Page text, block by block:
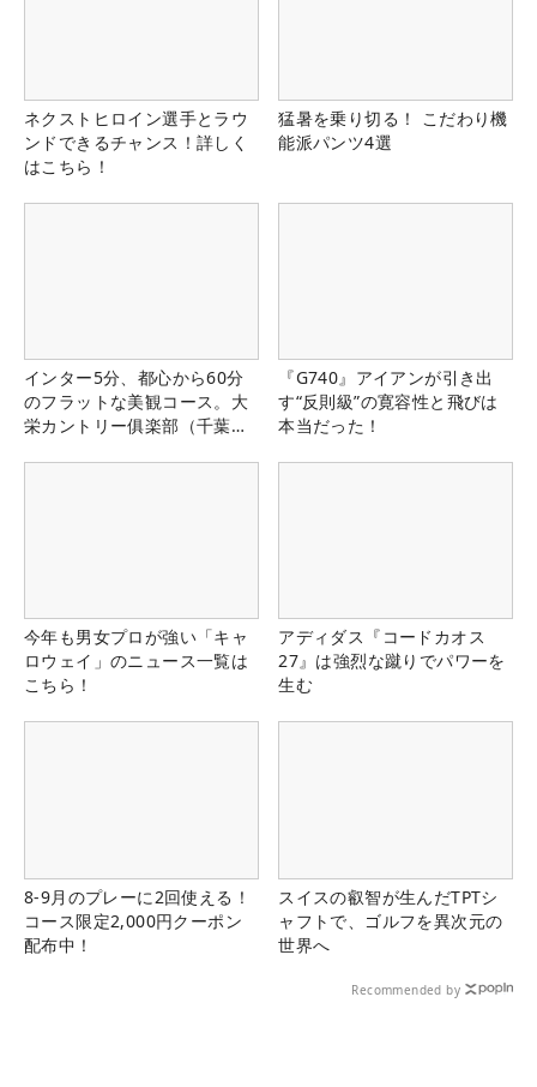
ネクストヒロイン選手とラウ
ンドできるチャンス！詳しく
はこちら！
猛暑を乗り切る！ こだわり機
能派パンツ4選
インター5分、都心から60分
のフラットな美観コース。大
栄カントリー俱楽部（千葉
『G740』アイアンが引き出
す“反則級”の寛容性と飛びは
本当だった！
今年も男女プロが強い「キャ
ロウェイ」のニュース一覧は
こちら！
アディダス『コードカオス
27』は強烈な蹴りでパワーを
生む
8-9月のプレーに2回使える！
コース限定2,000円クーポン
配布中！
スイスの叡智が生んだTPTシ
ャフトで、ゴルフを異次元の
世界へ
Recommended by